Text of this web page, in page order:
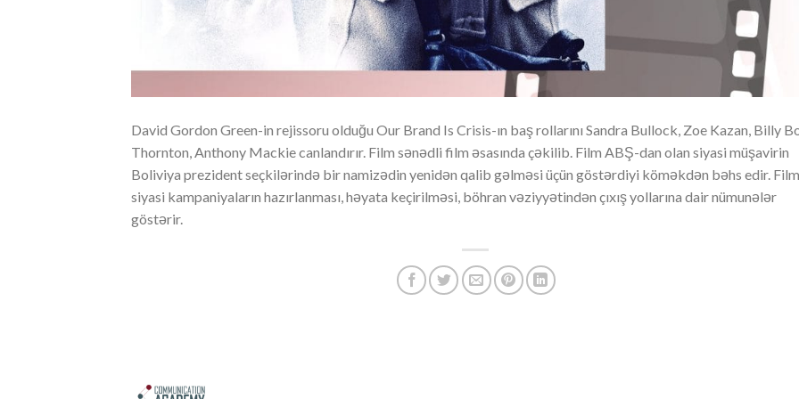
David Gordon Green-in rejissoru olduğu Our Brand Is Crisis-ın baş rollarını Sandra Bullock, Zoe Kazan, Billy
Thornton, Anthony Mackie canlandırır. Film sənədli film əsasında çəkilib. Film ABŞ-dan olan siyasi müşavirin
Boliviya prezident seçkilərində bir namizədin yenidən qalib gəlməsi üçün göstərdiyi köməkdən bəhs edir. Film
siyasi kampaniyaların hazırlanması, həyata keçirilməsi, böhran vəziyyətindən çıxış yollarına dair nümunələr
göstərir.